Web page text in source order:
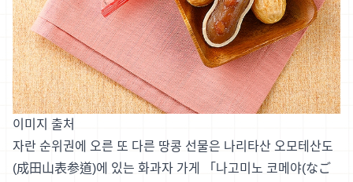
이미지 출처
자란 순위권에 오른 또 다른 땅콩 선물은 나리타산 오모테산도
(成田山表参道)에 있는 화과자 가게 「나고미노 코메야(なご